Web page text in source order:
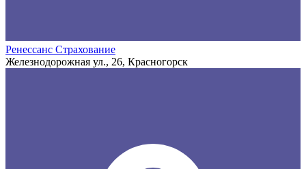
Ренессанс Страхование
Железнодорожная ул., 26, Красногорск